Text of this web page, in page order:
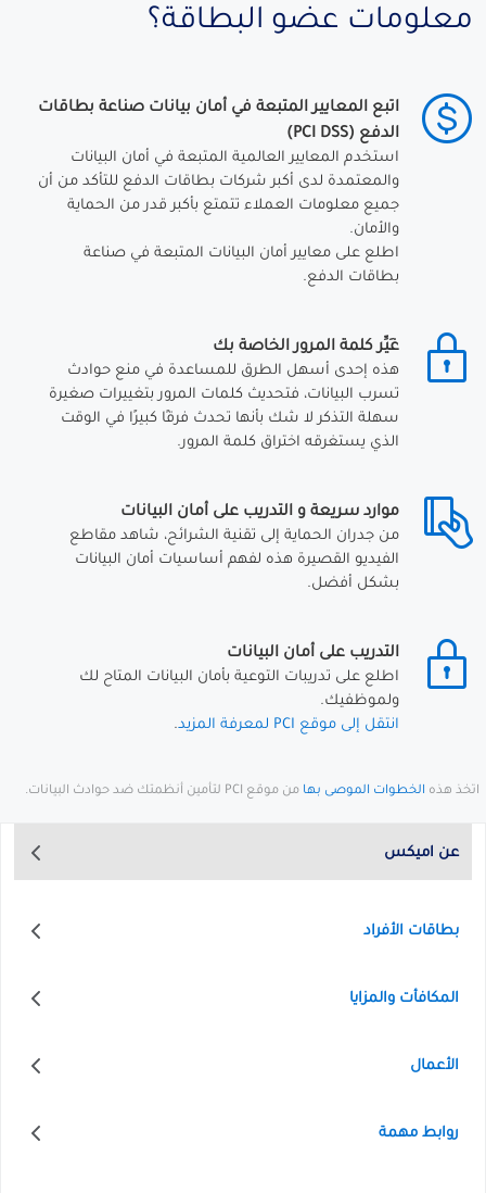
معلومات عضو البطاقة؟
اتبع المعايير المتبعة في أمان بيانات صناعة بطاقات
الدفع (PCI DSS)
استخدم المعايير العالمية المتبعة في أمان البيانات
والمعتمدة لدى أكبر شركات بطاقات الدفع للتأكد من أن
جميع معلومات العملاء تتمتع بأكبر قدر من الحماية
والأمان.
اطلع على معايير أمان البيانات المتبعة في صناعة
بطاقات الدفع.
غَيِّر كلمة المرور الخاصة بك
هذه إحدى أسهل الطرق للمساعدة في منع حوادث
تسرب البيانات، فتحديث كلمات المرور بتغييرات صغيرة
سهلة التذكر لا شك بأنها تحدث فرقًا كبيرًا في الوقت
الذي يستغرقه اختراق كلمة المرور.
موارد سريعة و التدريب على أمان البيانات
من جدران الحماية إلى تقنية الشرائح، شاهد مقاطع
الفيديو القصيرة هذه لفهم أساسيات أمان البيانات
بشكل أفضل.
التدريب على أمان البيانات
اطلع على تدريبات التوعية بأمان البيانات المتاح لك
ولموظفيك.
انتقل إلى موقع PCI لمعرفة المزيد
.
اتخذ هذه الخطوات الموصى بها من موقع PCI لتأمين أنظمتك ضد حوادث البيانات.
عن اميكس
بطاقات الأفراد
المكافأت والمزايا
الأعمال
روابط مهمة